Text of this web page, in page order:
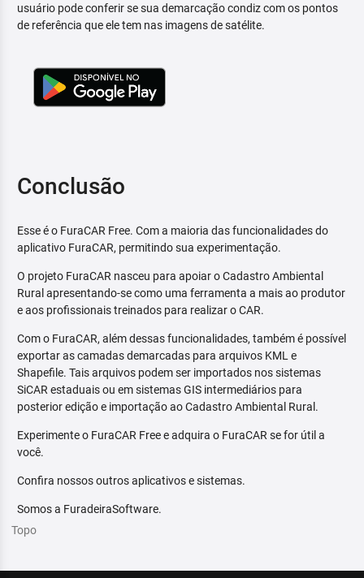
usuário pode conferir se sua demarcação condiz com os pontos
de referência que ele tem nas imagens de satélite.
Conclusão
Esse é o FuraCAR Free. Com a maioria das funcionalidades do
aplicativo FuraCAR, permitindo sua experimentação.
O projeto FuraCAR nasceu para apoiar o Cadastro Ambiental
Rural apresentando-se como uma ferramenta a mais ao produtor
e aos profissionais treinados para realizar o CAR.
Com o FuraCAR, além dessas funcionalidades, também é possível
exportar as camadas demarcadas para arquivos KML e
Shapefile. Tais arquivos podem ser importados nos sistemas
SiCAR estaduais ou em sistemas GIS intermediários para
posterior edição e importação ao Cadastro Ambiental Rural.
Experimente o FuraCAR Free e adquira o FuraCAR se for útil a
você.
Confira nossos outros aplicativos e sistemas.
Somos a FuradeiraSoftware.
Topo